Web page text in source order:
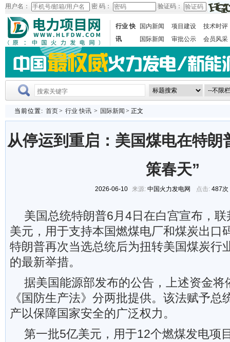
用户名： 密 码： 验证码：
行业 快
讯
国内新闻 项目建设
技术时评
国际新闻
审批公示 会员风采
当前位置: 首页> 行业 快讯 > 国际新闻 > 正文
从停运到重启：美国煤电在特朗
策春天”
2026-06-10 来源: 中国火力发电网 点击: 487次
美国总统特朗普6月4日在白宫宣布，
美元，用于支持本国燃煤电厂和煤炭出口
特朗普再次当选总统后为扭转美国煤炭行
的最新举措。
据美国能源部发布的公告，上述资金将
《国防生产法》分两批提供。该法赋予总
产以保障国家安全的广泛权力。
第一批5亿美元，用于12个燃煤发电项